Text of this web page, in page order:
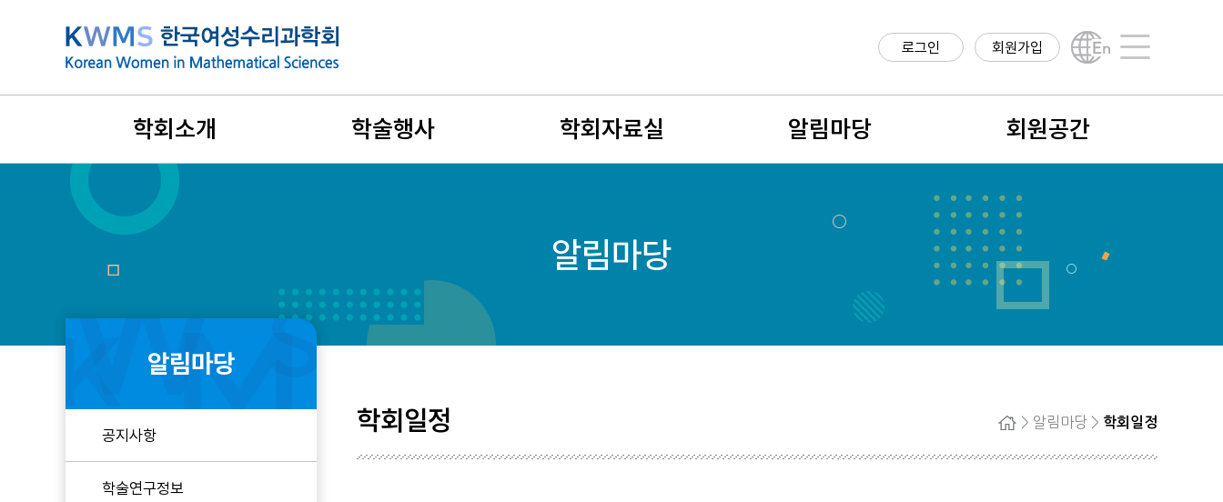
로그인 회원가입 English 사이트맵
학회소개
설립목적과 연혁
현임원
역대임원
학술행사
리더스포럼
겨울워크숍
학회자료실
유망여성수학자
자료게시판
알림마당
여성수학계 소식
회원공간
회원구분
회원가입안내
나의 정보
회비납입 및 결제내역
알림마당
알림마당
공지사항
학술연구정보
학회일정 홈 > 알림마당 > 학회일정